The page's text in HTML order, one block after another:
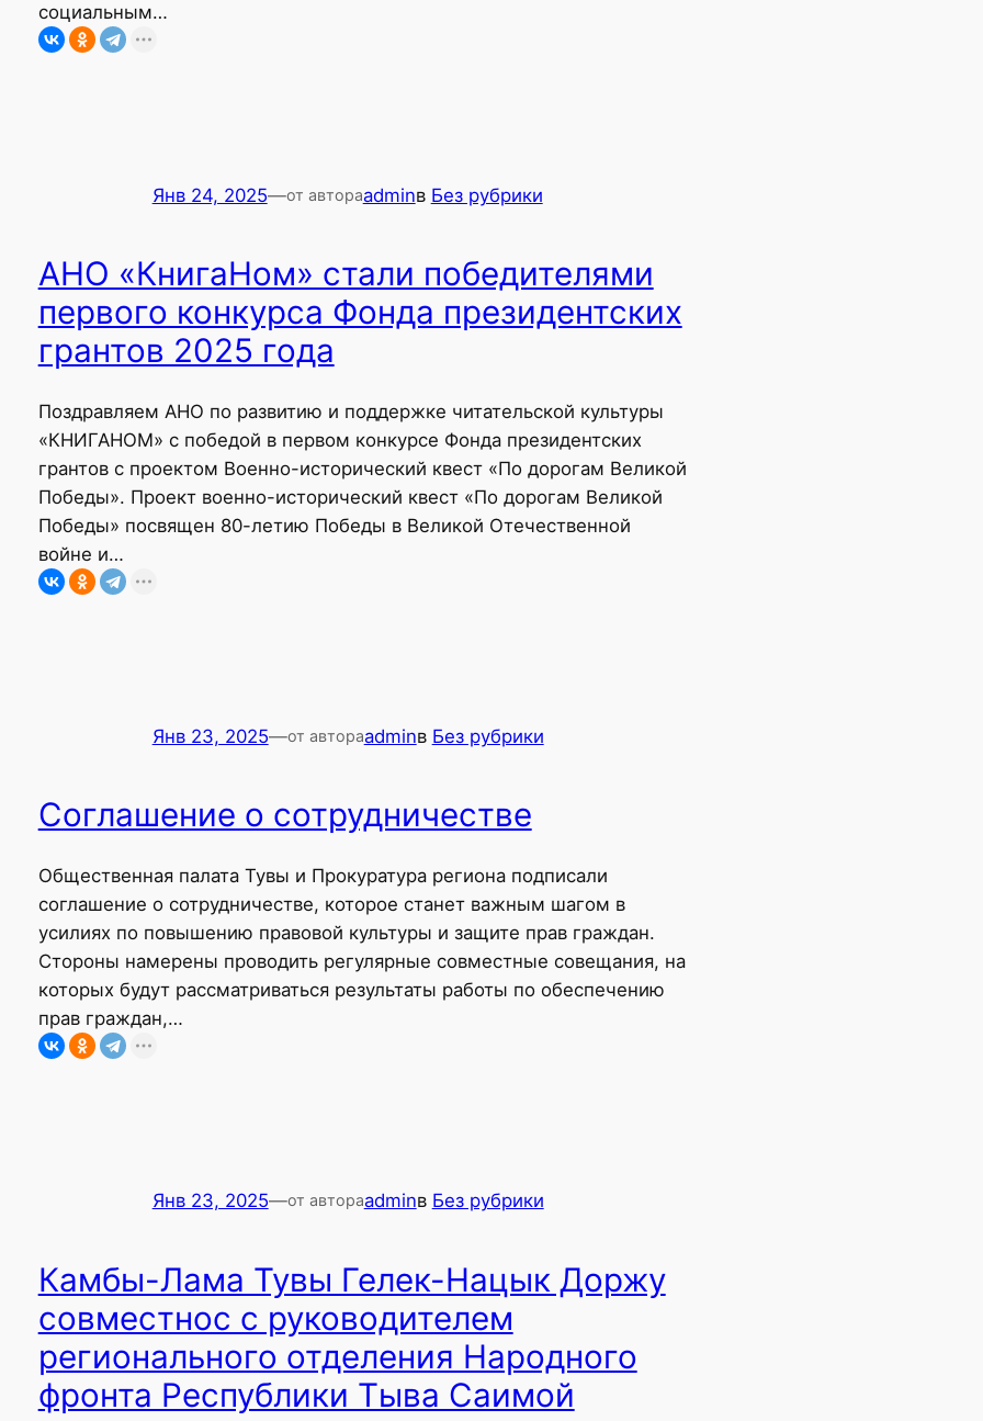
социальным…
Янв 24, 2025—от автораadminв Без рубрики
АНО «КнигаНом» стали победителями
первого конкурса Фонда президентских
грантов 2025 года
Поздравляем АНО по развитию и поддержке читательской культуры
«КНИГАНОМ» с победой в первом конкурсе Фонда президентских
грантов с проектом Военно-исторический квест «По дорогам Великой
Победы». Проект военно-исторический квест «По дорогам Великой
Победы» посвящен 80-летию Победы в Великой Отечественной
войне и…
Янв 23, 2025—от автораadminв Без рубрики
Соглашение о сотрудничестве
Общественная палата Тувы и Прокуратура региона подписали
соглашение о сотрудничестве, которое станет важным шагом в
усилиях по повышению правовой культуры и защите прав граждан.
Стороны намерены проводить регулярные совместные совещания, на
которых будут рассматриваться результаты работы по обеспечению
прав граждан,…
Янв 23, 2025—от автораadminв Без рубрики
Камбы-Лама Тувы Гелек-Нацык Доржу
совместнос с руководителем
регионального отделения Народного
фронта Республики Тыва Саимой